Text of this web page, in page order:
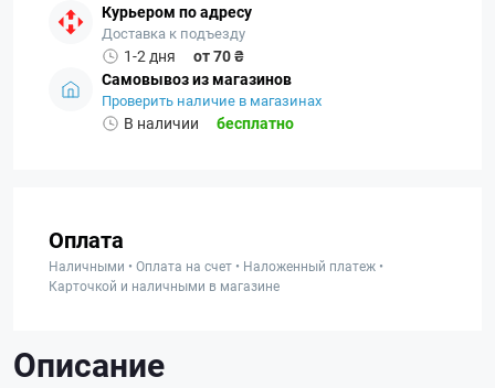
Курьером по адресу
Доставка к подъезду
1-2 дня
от 70 ₴
Самовывоз из магазинов
Проверить наличие в магазинах
В наличии бесплатно
Оплата
Наличными • Оплата на счет • Наложенный платеж •
Карточкой и наличными в магазине
Описание